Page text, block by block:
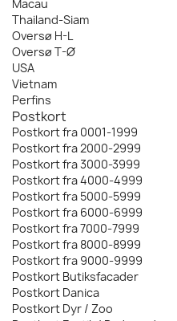
Macau
Thailand-Siam
Oversø H-L
Oversø T-Ø
USA
Vietnam
Perfins
Postkort
Postkort fra 0001-1999
Postkort fra 2000-2999
Postkort fra 3000-3999
Postkort fra 4000-4999
Postkort fra 5000-5999
Postkort fra 6000-6999
Postkort fra 7000-7999
Postkort fra 8000-8999
Postkort fra 9000-9999
Postkort Butiksfacader
Postkort Danica
Postkort Dyr / Zoo